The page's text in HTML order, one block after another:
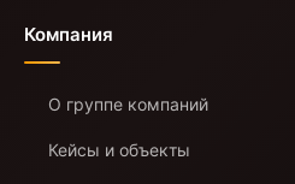
Компания
О группе компаний
Кейсы и объекты